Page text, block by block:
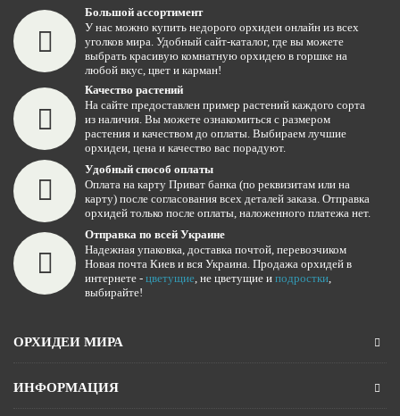
Большой ассортимент
У нас можно купить недорого орхидеи онлайн из всех
уголков мира. Удобный сайт-каталог, где вы можете
выбрать красивую комнатную орхидею в горшке на
любой вкус, цвет и карман!
Качество растений
На сайте предоставлен пример растений каждого сорта
из наличия. Вы можете ознакомиться с размером
растения и качеством до оплаты. Выбираем лучшие
орхидеи, цена и качество вас порадуют.
Удобный способ оплаты
Оплата на карту Приват банка (по реквизитам или на
карту) после согласования всех деталей заказа. Отправка
орхидей только после оплаты, наложенного платежа нет.
Отправка по всей Украине
Надежная упаковка, доставка почтой, перевозчиком
Новая почта Киев и вся Украина. Продажа орхидей в
интернете - цветущие, не цветущие и подростки,
выбирайте!
ОРХИДЕИ МИРА
ИНФОРМАЦИЯ